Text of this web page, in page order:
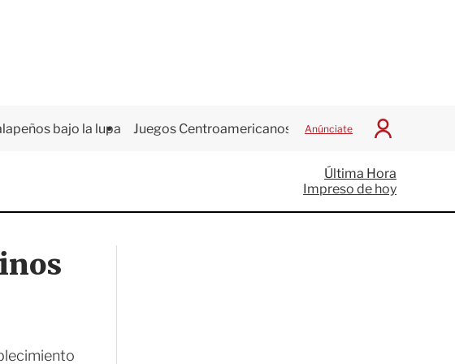
bajo la lupa Juegos Centroamericanos Anúnciate
I
c
i
a
Última Hora
Impreso de hoy